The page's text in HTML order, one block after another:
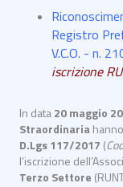
Registro
V.C.O. - n.
iscrizione
In data20 maggio
Straordinaria
D.Lgs 117/2017 (
l’iscrizione
Terzo Settore